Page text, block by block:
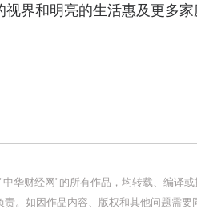
视界和明亮的生活惠及更多
中华财经网"的所有作品，均转载、编译
。如因作品内容、版权和其他问题需